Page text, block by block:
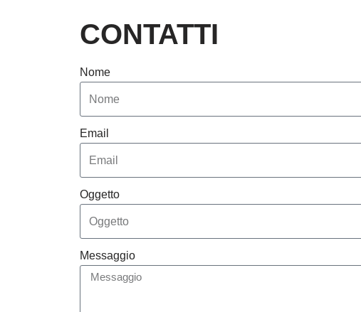
CONTATTI
Nome
Email
Oggetto
Messaggio